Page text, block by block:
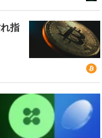
指